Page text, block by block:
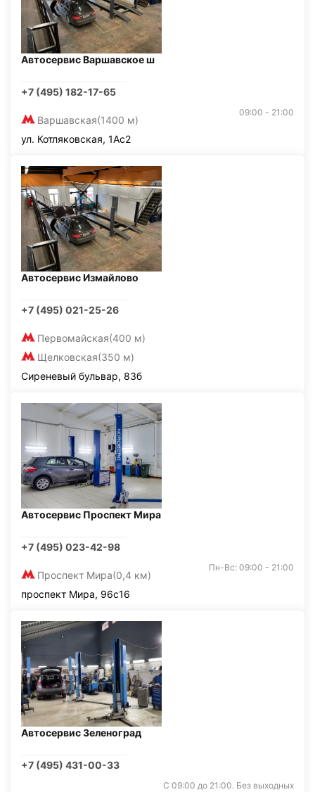
Автосервис Варшавское ш
+7 (495) 182-17-65
Варшавская(1400 м)
09:00 - 21:00
ул. Котляковская, 1Ас2
Автосервис Измайлово
+7 (495) 021-25-26
Первомайская(400 м)
Щелковская(350 м)
Сиреневый бульвар, 83б
Автосервис Проспект Мира
+7 (495) 023-42-98
Проспект Мира(0,4 км)
Пн-Вс: 09:00 - 21:00
проспект Мира, 96с16
Автосервис Зеленоград
+7 (495) 431-00-33
С 09:00 до 21:00. Без выходных